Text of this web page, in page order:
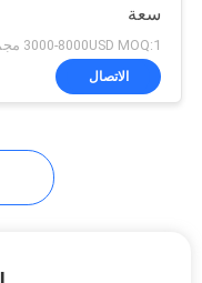
سعة
3000-8000USD MOQ:1 مجموعة
الاتصال